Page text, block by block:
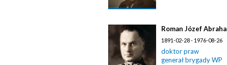
Roman Józef
1891-02-28 - 1976-08-26
doktor praw
generał brygady WP